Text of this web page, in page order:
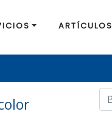
ARTÍCULOS